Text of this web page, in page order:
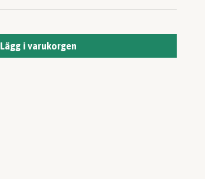
Lägg i varukorgen